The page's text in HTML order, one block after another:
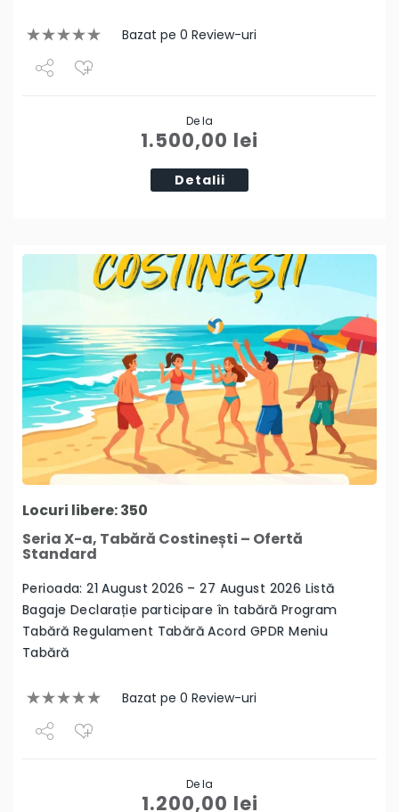
Bazat pe 0 Review-uri
De la
1.500,00 lei
Detalii
Locuri libere: 350
Seria X-a, Tabără Costinești – Ofertă
Standard
Perioada: 21 August 2026 – 27 August 2026 Listă
Bagaje Declarație participare în tabără Program
Tabără Regulament Tabără Acord GPDR Meniu
Tabără
Bazat pe 0 Review-uri
De la
1.200,00 lei